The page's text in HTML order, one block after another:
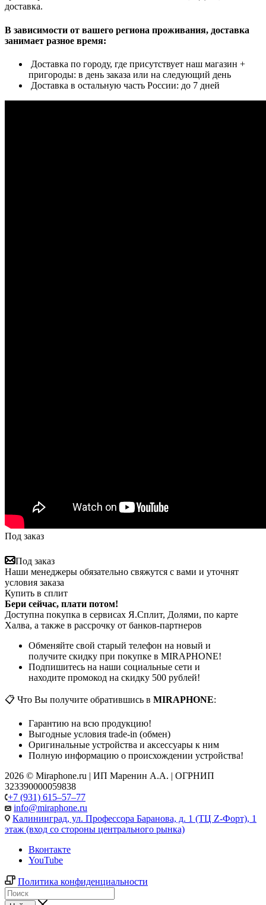
доставка.
В зависимости от вашего региона проживания, доставка
занимает разное время:
Доставка по городу, где присутствует наш магазин +
пригороды: в день заказа или на следующий день
Доставка в остальную часть России: до 7 дней
Под заказ
Под заказ
Наши менеджеры обязательно свяжутся с вами и уточнят
условия заказа
Купить в сплит
Бери сейчас, плати потом!
Доступна покупка в сервисах Я.Сплит, Долями, по карте
Халва, а также в рассрочку от банков-партнеров
Обменяйте свой старый телефон на новый и
получите скидку при покупке в MIRAPHONE!
Подпишитесь на наши социальные сети и
находите промокод на скидку 500 рублей!
📋 Что Вы получите обратившись в MIRAPHONE:
Гарантию на всю продукцию!
Выгодные условия trade-in (обмен)
Оригинальные устройства и аксессуары к ним
Полную информацию о происхождении устройства!
2026 © Miraphone.ru | ИП Маренин А.А. | ОГРНИП
323390000059838
+7 (931) 615‒57‒77
info@miraphone.ru
Калининград, ул. Профессора Баранова, д. 1 (ТЦ Z-Форт), 1
этаж (вход со стороны центрального рынка)
Вконтакте
YouTube
Политика конфиденциальности